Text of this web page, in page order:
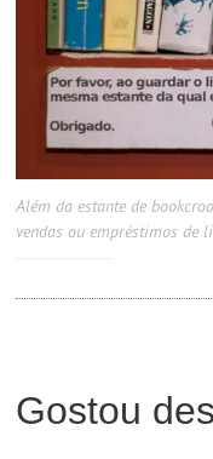
Além da estante de
vendas ou empréstimos de
Gostou